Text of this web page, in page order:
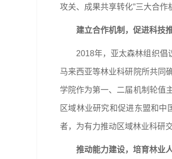
攻关、成果共享转化”三大合作
建立合作机制，促进科技
2018年，亚太森林组织倡
马来西亚等林业科研院所共同
学院作为第一、二届机制轮值
区域林业研究和促进东盟和
者，为有力推动区域林业科研
推动能力建设，培育林业